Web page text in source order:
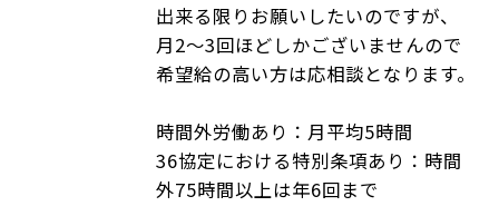
出来る限りお願いしたいのですが、
月2～3回ほどしかございませんので
希望給の高い方は応相談となります。
時間外労働あり：月平均5時間
36協定における特別条項あり：時間
外75時間以上は年6回まで